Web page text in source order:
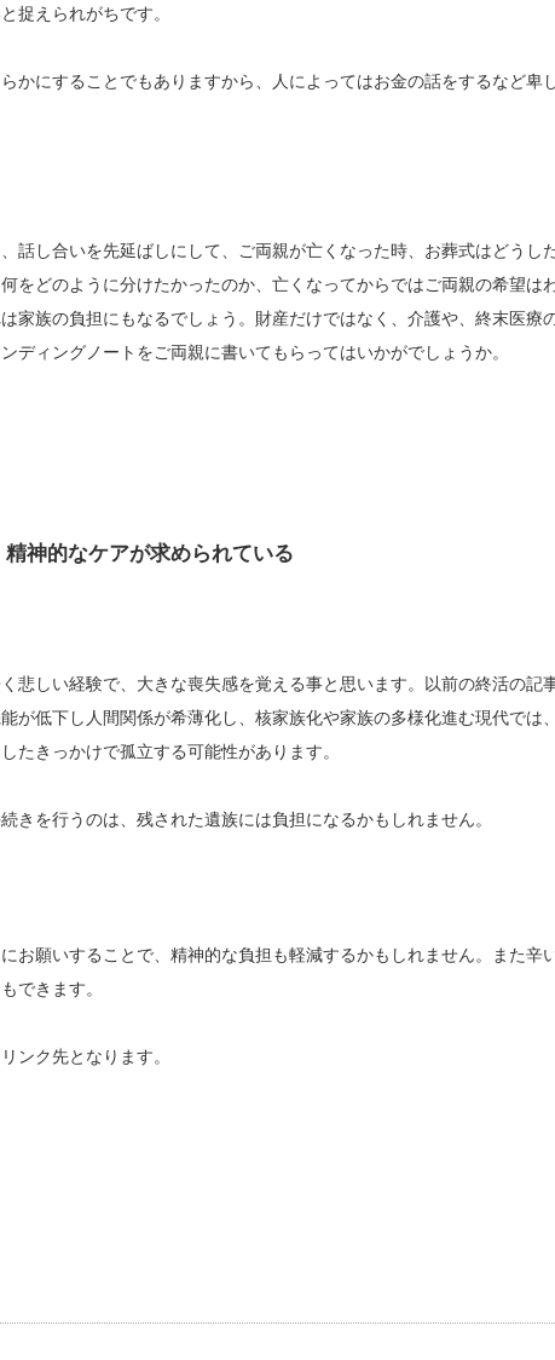
捉えられがちです。
かにすることでもありますから、人によってはお金の話をするなど卑
話し合いを先延ばしにして、ご両親が亡くなった時、お葬式はどうし
をどのように分けたかったのか、亡くなってからではご両親の希望は
家族の負担にもなるでしょう。財産だけではなく、介護や、終末医療
ディングノートをご両親に書いてもらってはいかがでしょうか。
神的なケアが求められている
悲しい経験で、大きな喪失感を覚える事と思います。以前の終活の記
が低下し人間関係が希薄化し、核家族化や家族の多様化進む現代では
たきっかけで孤立する可能性があります。
きを行うのは、残された遺族には負担になるかもしれません。
お願いすることで、精神的な負担も軽減するかもしれません。また辛
できます。
ンク先となります。